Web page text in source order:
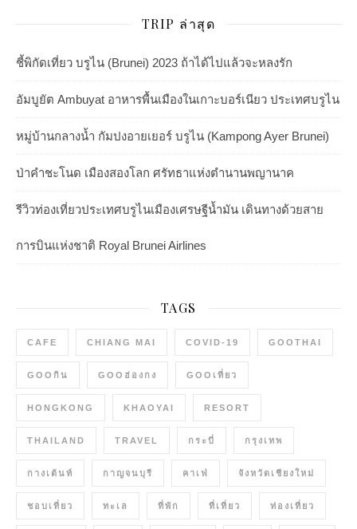
TRIP ล่าสุด
ชี้พิกัดเที่ยว บรูไน (Brunei) 2023 ถ้าได้ไปแล้วจะหลงรัก
อัมบูยัต Ambuyat อาหารพื้นเมืองในเกาะบอร์เนียว ประเทศบรูไน
หมู่บ้านกลางน้ำ กัมปงอายเยอร์ บรูไน (Kampong Ayer Brunei)
ป่าคำชะโนด เมืองสองโลก ศรัทธาแห่งตำนานพญานาค
รีวิวท่องเที่ยวประเทศบรูไนเมืองเศรษฐีน้ำมัน เดินทางด้วยสาย
การบินแห่งชาติ Royal Brunei Airlines
TAGS
CAFE CHIANG MAI COVID-19 GOOTHAI
GOOกิน GOOฮ่องกง GOOเที่ยว
HONGKONG KHAOYAI RESORT
THAILAND TRAVEL กระบี่ กรุงเทพ
กางเต้นท์ กาญจนบุรี คาเฟ่ จังหวัดเชียงใหม่
ชอบเที่ยว ทะเล ที่พัก ที่เที่ยว ท่องเที่ยว